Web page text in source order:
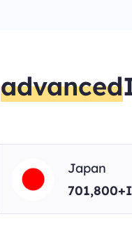
advanced
Japan